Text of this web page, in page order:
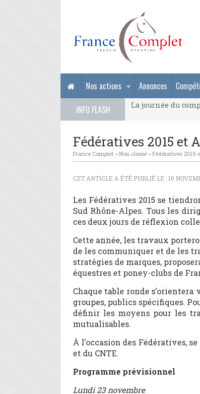
Nos actions Annonces
INFO FLASH
La journée du
La journée du
Fédératives 2015 et
France Complet » Non classé » Fédératives 2015
CET ARTICLE A ÉTÉ PUBLIÉ LE : 10
Les Fédératives 2015 se
Sud Rhône-Alpes. Tous les
ces deux jours de réflexion
Cette année, les travaux
de les communiquer et de les
stratégies de marques,
équestres et poney-clubs de
Chaque table ronde
groupes, publics spécifiques.
définir les moyens pour les
mutualisables.
À l’occasion des Fédératives,
et du CNTE.
Programme prévisionnel
Lundi 23 novembre